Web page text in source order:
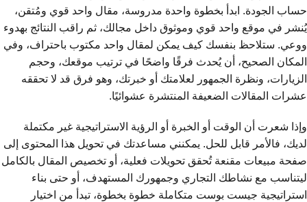
حساب الجودة. ابدأ بخطوة واحدة مدروسة، مقال واحد قوي ومُتقن،
يُنشر في موقع واحد قوي وموثوق داخل مجالك، ثم راقب النتائج بهدوء
ووعي. ستلاحظ بنفسك كيف يمكن لمقال واحد مكتوب باحتراف، وفي
المكان الصحيح، أن يُحدث فرقًا واضحًا في ترتيب موقعك، وحجم
الزيارات، ونظرة الجمهور لعلامتك أو خبرتك، وهو فرق قد لا تحققه
عشرات المقالات الضعيفة المنتشرة عشوائيًا.
وإذا شعرت أن الوقت أو الخبرة أو الرؤية الاستراتيجية غير مكتملة
لديك، فالأمر قابل للحل. يمكنني مساعدتك في تحويل هذا المحتوى إلى
صفحة مبيعات مقنعة تُحقق تحويلات فعلية، أو تخصيص المقال بالكامل
ليتناسب مع نشاطك التجاري وجمهورك المستهدف، أو حتى بناء
استراتيجية جيست بوست متكاملة خطوة بخطوة، تبدأ من اختيار